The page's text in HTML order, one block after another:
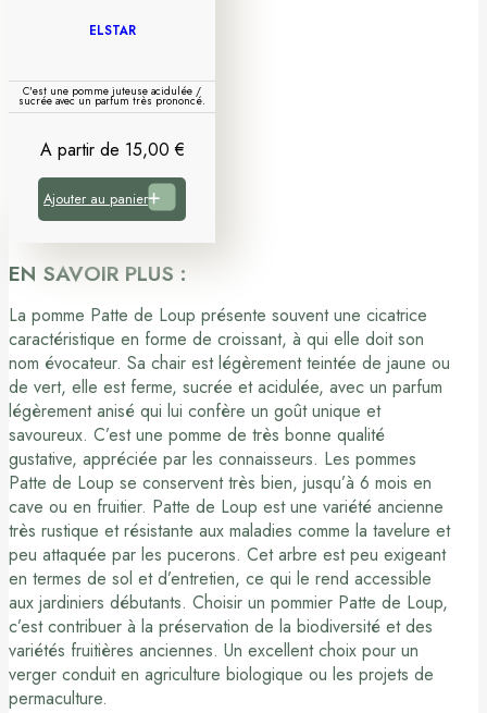
ELSTAR
C'est une pomme juteuse acidulée /
sucrée avec un parfum très prononcé.
A partir de 15,00€
Ajouter au panier
EN SAVOIR PLUS :
La pomme Patte de Loup présente souvent une cicatrice
caractéristique en forme de croissant, à qui elle doit son
nom évocateur. Sa chair est légèrement teintée de jaune ou
de vert, elle est ferme, sucrée et acidulée, avec un parfum
légèrement anisé qui lui confère un goût unique et
savoureux. C’est une pomme de très bonne qualité
gustative, appréciée par les connaisseurs. Les pommes
Patte de Loup se conservent très bien, jusqu’à 6 mois en
cave ou en fruitier. Patte de Loup est une variété ancienne
très rustique et résistante aux maladies comme la tavelure et
peu attaquée par les pucerons. Cet arbre est peu exigeant
en termes de sol et d’entretien, ce qui le rend accessible
aux jardiniers débutants. Choisir un pommier Patte de Loup,
c’est contribuer à la préservation de la biodiversité et des
variétés fruitières anciennes. Un excellent choix pour un
verger conduit en agriculture biologique ou les projets de
permaculture.